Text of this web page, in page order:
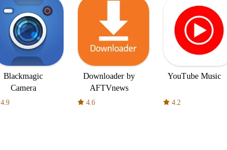
Blackmagic
Camera
4.9
Downloader by
AFTVnews
4.6
YouTube Music
4.2